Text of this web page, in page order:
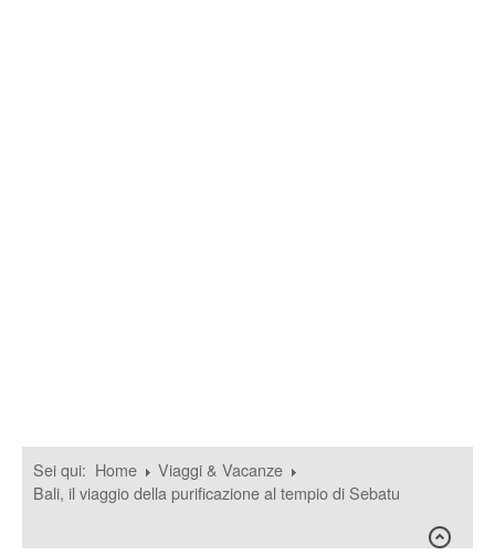
Sei qui: Home
Viaggi & Vacanze
Bali, il viaggio della purificazione al tempio di Sebatu